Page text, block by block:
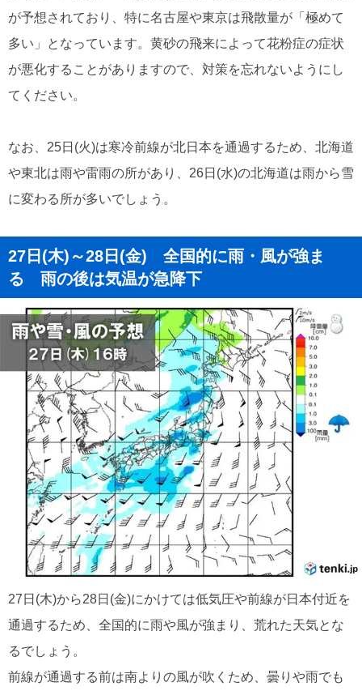
が予想されており、特に名古屋や東京は飛散量が「極めて
多い」となっています。黄砂の飛来によって花粉症の症状
が悪化することがありますので、対策を忘れないようにし
てください。
なお、25日(火)は寒冷前線が北日本を通過するため、北海道
や東北は雨や雷雨の所があり、26日(水)の北海道は雨から雪
に変わる所が多いでしょう。
27日(木)～28日(金) 全国的に雨・風が強ま
る 雨の後は気温が急降下
27日(木)から28日(金)にかけては低気圧や前線が日本付近を
通過するため、全国的に雨や風が強まり、荒れた天気とな
るでしょう。
前線が通過する前は南よりの風が吹くため、曇りや雨でも